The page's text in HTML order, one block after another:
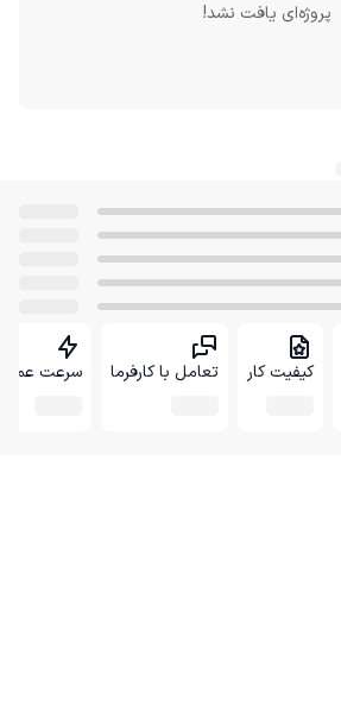
پروژه‌ای یافت نشد!
کیفیت کار تعامل با کارفرما سرعت عمل